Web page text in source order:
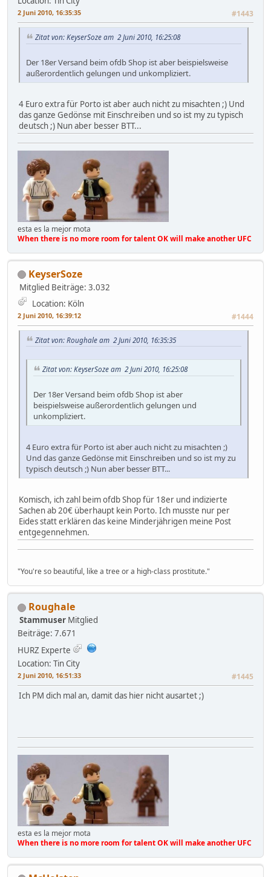
2 Juni 2010, 16:35:35 #1443
Zitat von: KeyserSoze am 2 Juni 2010, 16:25:08
Der 18er Versand beim ofdb Shop ist aber beispielsweise
außerordentlich gelungen und unkompliziert.
4 Euro extra für Porto ist aber auch nicht zu misachten ;) Und
das ganze Gedönse mit Einschreiben und so ist my zu typisch
deutsch ;) Nun aber besser BTT...
esta es la mejor mota
When there is no more room for talent OK will make another UFC
KeyserSoze
Mitglied Beiträge: 3.032
Location: Köln
2 Juni 2010, 16:39:12 #1444
Zitat von: Roughale am 2 Juni 2010, 16:35:35
Zitat von: KeyserSoze am 2 Juni 2010, 16:25:08
Der 18er Versand beim ofdb Shop ist aber
beispielsweise außerordentlich gelungen und
unkompliziert.
4 Euro extra für Porto ist aber auch nicht zu misachten ;)
Und das ganze Gedönse mit Einschreiben und so ist my zu
typisch deutsch ;) Nun aber besser BTT...
Komisch, ich zahl beim ofdb Shop für 18er und indizierte
Sachen ab 20€ überhaupt kein Porto. Ich musste nur per
Eides statt erklären das keine Minderjährigen meine Post
entgegennehmen.
"You're so beautiful, like a tree or a high-class prostitute."
Roughale
Stammuser Mitglied
Beiträge: 7.671
HURZ Experte
Location: Tin City
2 Juni 2010, 16:51:33 #1445
Ich PM dich mal an, damit das hier nicht ausartet ;)
esta es la mejor mota
When there is no more room for talent OK will make another UFC